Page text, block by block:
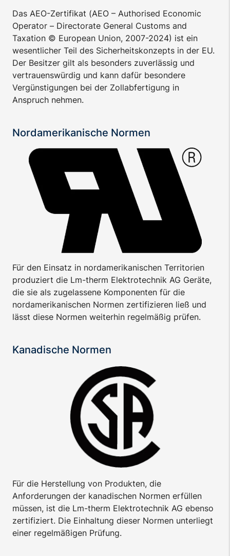
Das AEO-Zertifikat (AEO – Authorised Economic
Operator – Directorate General Customs and
Taxation © European Union, 2007-2024) ist ein
wesentlicher Teil des Sicherheitskonzepts in der EU.
Der Besitzer gilt als besonders zuverlässig und
vertrauenswürdig und kann dafür besondere
Vergünstigungen bei der Zollabfertigung in
Anspruch nehmen.
Nordamerikanische Normen
Für den Einsatz in nordamerikanischen Territorien
produziert die Lm-therm Elektrotechnik AG Geräte,
die sie als zugelassene Komponenten für die
nordamerikanischen Normen zertifizieren ließ und
lässt diese Normen weiterhin regelmäßig prüfen.
Kanadische Normen
Für die Herstellung von Produkten, die
Anforderungen der kanadischen Normen erfüllen
müssen, ist die Lm-therm Elektrotechnik AG ebenso
zertifiziert. Die Einhaltung dieser Normen unterliegt
einer regelmäßigen Prüfung.